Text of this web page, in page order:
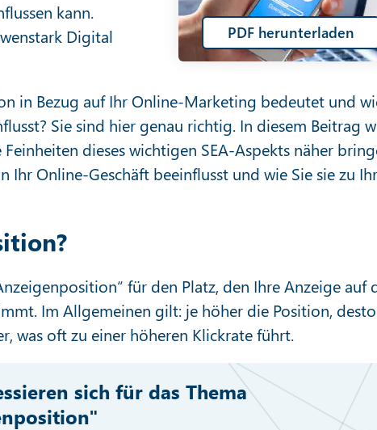
PDF herunterladen
kann.
Digital
in Bezug auf Ihr Online-Marketing bedeutet und
Sie sind hier genau richtig. In diesem Beitrag
dieses wichtigen SEA-Aspekts näher
Ihr Online-Geschäft beeinflusst und wie Sie sie zu
für den Platz, den Ihre Anzeige auf
Im Allgemeinen gilt: je höher die Position, desto
was oft zu einer höheren Klickrate führt.
sich für das Thema